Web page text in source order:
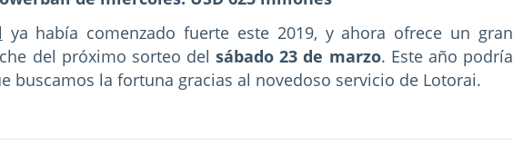
ya había comenzado fuerte este 2019, y ahora ofrece un gran
del próximo sorteo delsábado 23de marzo. Este año podría
buscamos la fortuna gracias al novedoso servicio de Lotorai.